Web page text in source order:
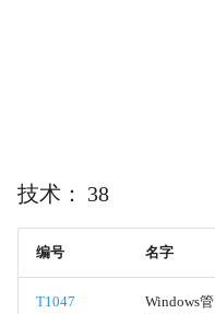
操作系统凭证转储
直接卷访问
技术： 38
编号 名字
T1047
Windows管